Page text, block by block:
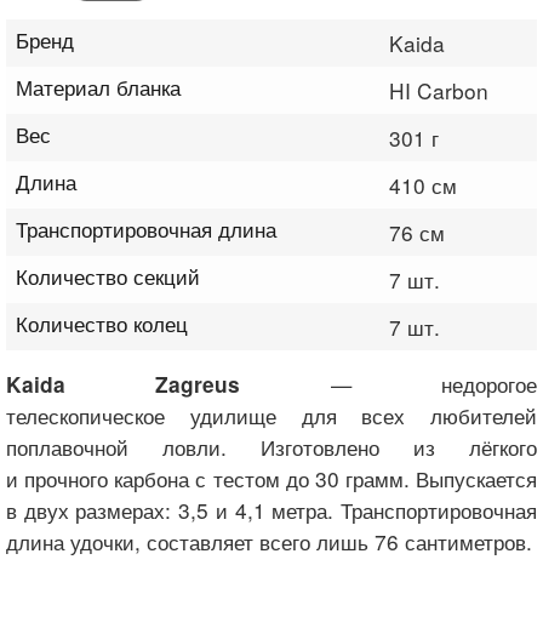
Бренд
Kaida
Материал бланка
HI Carbon
Вес
301 г
Длина
410 см
Транспортировочная длина
76 см
Количество секций
7 шт.
Количество колец
7 шт.
Kaida Zagreus — недорогое
телескопическое удилище для всех любителей
поплавочной ловли. Изготовлено из лёгкого
и прочного карбона с тестом до 30 грамм. Выпускается
в двух размерах: 3,5 и 4,1 метра. Транспортировочная
длина удочки, составляет всего лишь 76 сантиметров.